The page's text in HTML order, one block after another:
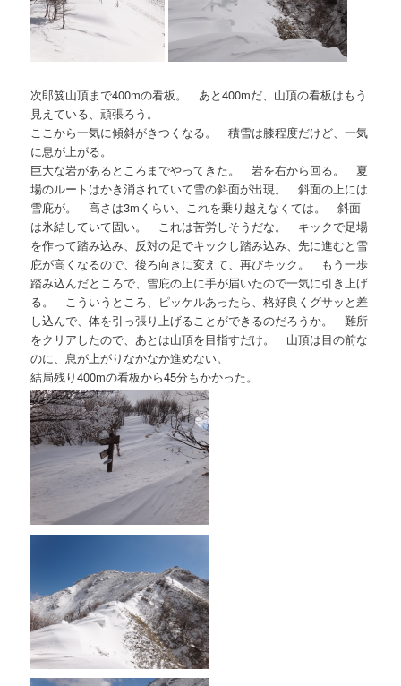
次郎笈山頂まで400mの看板。 あと400mだ、山頂の看板はもう
見えている、頑張ろう。
ここから一気に傾斜がきつくなる。 積雪は膝程度だけど、一気
に息が上がる。
巨大な岩があるところまでやってきた。 岩を右から回る。 夏
場のルートはかき消されていて雪の斜面が出現。 斜面の上には
雪庇が。 高さは3mくらい、これを乗り越えなくては。 斜面
は氷結していて固い。 これは苦労しそうだな。 キックで足場
を作って踏み込み、反対の足でキックし踏み込み、先に進むと雪
庇が高くなるので、後ろ向きに変えて、再びキック。 もう一歩
踏み込んだところで、雪庇の上に手が届いたので一気に引き上げ
る。 こういうところ、ピッケルあったら、格好良くグサッと差
し込んで、体を引っ張り上げることができるのだろうか。 難所
をクリアしたので、あとは山頂を目指すだけ。 山頂は目の前な
のに、息が上がりなかなか進めない。
結局残り400mの看板から45分もかかった。